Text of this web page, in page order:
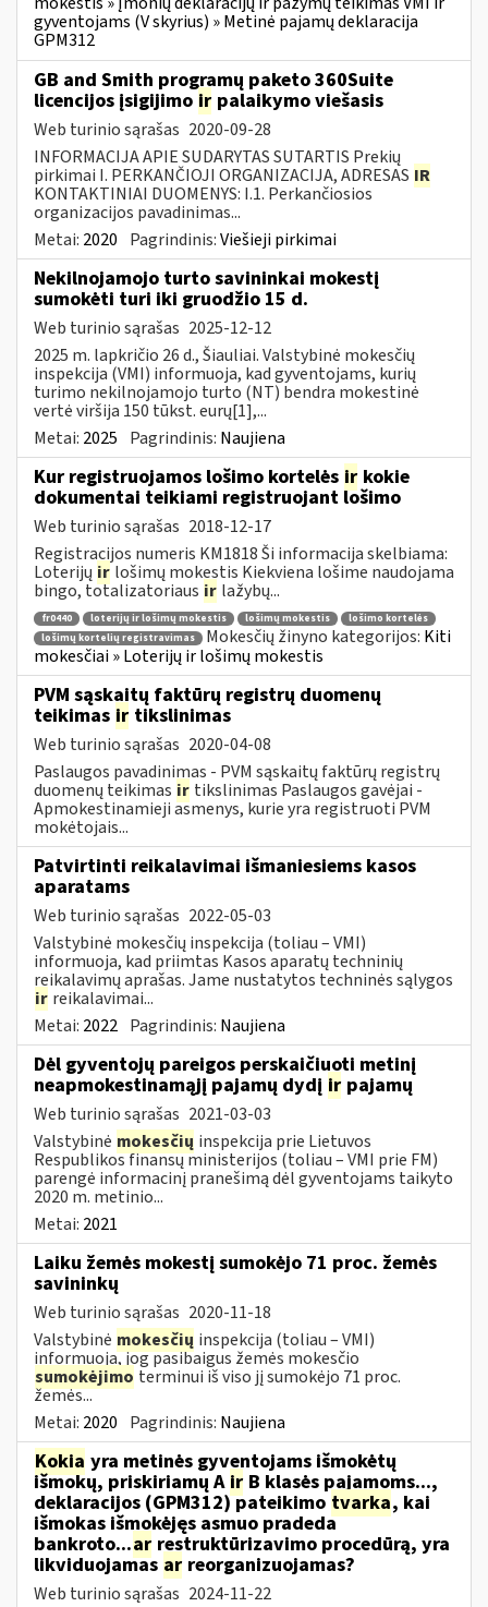
gyventojams (V skyrius) » Metinė pajamų deklaracija
GPM312
GB and Smith programų paketo 360Suite
licencijos įsigijimo ir palaikymo viešasis
Web turinio sąrašas 2020-09-28
INFORMACIJA APIE SUDARYTAS SUTARTIS Prekių
pirkimai I. PERKANČIOJI ORGANIZACIJA, ADRESAS IR
KONTAKTINIAI DUOMENYS: I.1. Perkančiosios
organizacijos pavadinimas...
Metai: 2020 Pagrindinis:Viešieji pirkimai
Nekilnojamojo turto savininkai mokestį
sumokėti turi iki gruodžio 15 d.
Web turinio sąrašas 2025-12-12
2025 m. lapkričio 26 d., Šiauliai. Valstybinė mokesčių
inspekcija (VMI) informuoja, kad gyventojams, kurių
turimo nekilnojamojo turto (NT) bendra mokestinė
vertė viršija 150 tūkst. eurų[1],...
Metai: 2025 Pagrindinis: Naujiena
Kur registruojamos lošimo kortelės ir kokie
dokumentai teikiami registruojant lošimo
Web turinio sąrašas 2018-12-17
Registracijos numeris KM1818 Ši informacija skelbiama:
Loterijų ir lošimų mokestis Kiekviena lošime naudojama
bingo, totalizatoriaus ir lažybų...
fr0440 loterijų ir lošimų mokestis lošimų mokestis
lošimo kortelės
lošimų kortelių registravimas
Mokesčių žinyno kategorijos: Kiti
mokesčiai » Loterijų ir lošimų mokestis
PVM sąskaitų faktūrų registrų duomenų
teikimas ir tikslinimas
Web turinio sąrašas 2020-04-08
Paslaugos pavadinimas - PVM sąskaitų faktūrų registrų
duomenų teikimas ir tikslinimas Paslaugos gavėjai -
Apmokestinamieji asmenys, kurie yra registruoti PVM
mokėtojais...
Patvirtinti reikalavimai išmaniesiems kasos
aparatams
Web turinio sąrašas 2022-05-03
Valstybinė mokesčių inspekcija (toliau – VMI)
informuoja, kad priimtas Kasos aparatų techninių
reikalavimų aprašas. Jame nustatytos techninės sąlygos
ir reikalavimai...
Metai: 2022 Pagrindinis: Naujiena
Dėl gyventojų pareigos perskaičiuoti metinį
neapmokestinamąjį pajamų dydį ir pajamų
Web turinio sąrašas 2021-03-03
Valstybinė mokesčių inspekcija prie Lietuvos
Respublikos finansų ministerijos (toliau – VMI prie FM)
parengė informacinį pranešimą dėl gyventojams taikyto
2020 m. metinio...
Metai: 2021
Laiku žemės mokestį sumokėjo 71 proc. žemės
savininkų
Web turinio sąrašas 2020-11-18
Valstybinė mokesčių inspekcija (toliau – VMI)
informuoja, jog pasibaigus žemės mokesčio
sumokėjimo terminui iš viso jį sumokėjo 71 proc.
žemės...
Metai: 2020 Pagrindinis: Naujiena
Kokia yra metinės gyventojams išmokėtų
išmokų, priskiriamų A ir B klasės pajamoms...,
deklaracijos (GPM312) pateikimo tvarka, kai
išmokas išmokėjęs asmuo pradeda
bankroto...ar restruktūrizavimo procedūrą, yra
likviduojamas ar reorganizuojamas?
Web turinio sąrašas 2024-11-22